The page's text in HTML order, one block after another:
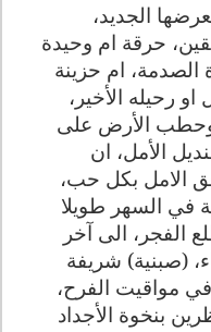
الجديد،
حرقة ام وحيدة
الصدمة، ام حزينة
رحيله الأخير،
الأرض على
الأمل، ان
الامل بكل حب،
في السهر طويلا
الفجر، الى آخر
(صبنية) شريفة
مواقيت الفرح،
بنخوة الأجداد